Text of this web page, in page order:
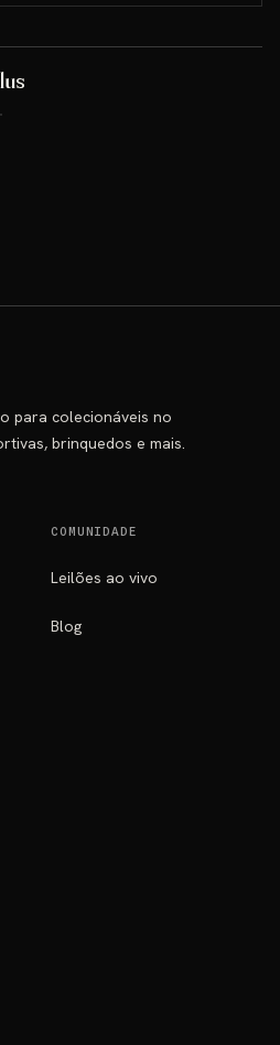
para colecionáveis no
brinquedos e mais.
COMUNIDADE
Leilões ao vivo
Blog